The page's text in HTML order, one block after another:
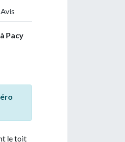
Avis
Pacy
le toit